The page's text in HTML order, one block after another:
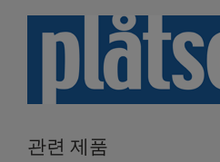
관련 제품